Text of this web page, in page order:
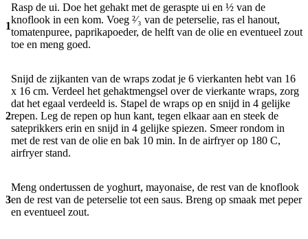
1
Rasp de ui. Doe het gehakt met de geraspte ui en ½ van de
knoflook in een kom. Voeg ²⁄₃ van de peterselie, ras el hanout,
tomatenpuree, paprikapoeder, de helft van de olie en eventueel zout
toe en meng goed.
2
Snijd de zijkanten van de wraps zodat je 6 vierkanten hebt van 16
x 16 cm. Verdeel het gehaktmengsel over de vierkante wraps, zorg
dat het egaal verdeeld is. Stapel de wraps op en snijd in 4 gelijke
repen. Leg de repen op hun kant, tegen elkaar aan en steek de
sateprikkers erin en snijd in 4 gelijke spiezen. Smeer rondom in
met de rest van de olie en bak 10 min. In de airfryer op 180 C,
airfryer stand.
3
Meng ondertussen de yoghurt, mayonaise, de rest van de knoflook
en de rest van de peterselie tot een saus. Breng op smaak met peper
en eventueel zout.